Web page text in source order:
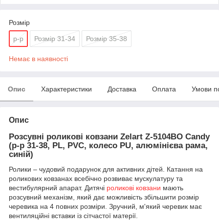
Розмір
р-р Розмір 31-34 Розмір 35-38
Немає в наявності
Опис Характеристики Доставка Оплата Умови
Опис
Розсувні роликові ковзани Zelart Z-5104BO Candy
(р-р 31-38, PL, PVC, колесо PU, алюмінієва рама,
синій)
Ролики – чудовий подарунок для активних дітей.
Катання на
роликових ковзанах всебічно розвиває мускулатуру та
вестибулярний апарат. Дитячі роликові ковзани мають
розсувний механізм, який дає можливість збільшити розмір
черевика на 4 повних розміри. Зручний, м'який черевик має
вентиляційні вставки із сітчастої матерії.